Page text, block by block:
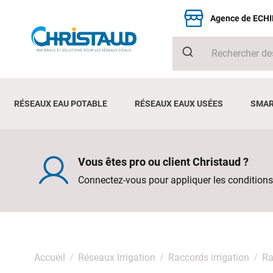
Agence de
RÉSEAUX EAU POTABLE RÉSEAUX EAUX USÉES
Vous êtes pro ou client Christaud ?
Connectez-vous pour appliquer les
Accueil Réseaux Irrigation Raccords irrigation